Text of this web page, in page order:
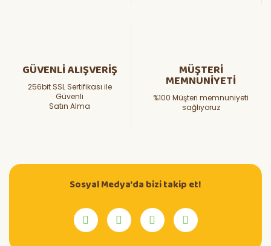
GÜVENLİ ALIŞVERİŞ
256bit SSL Sertifikası ile
Güvenli
Satın Alma
MÜŞTERİ
MEMNUNİYETİ
%100 Müşteri memnuniyeti
sağlıyoruz
Sosyal Medya'da bizi takip et!